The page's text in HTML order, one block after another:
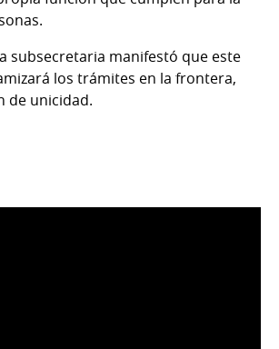
subsecretaria manifestó que este
los trámites en la frontera,
de unicidad.